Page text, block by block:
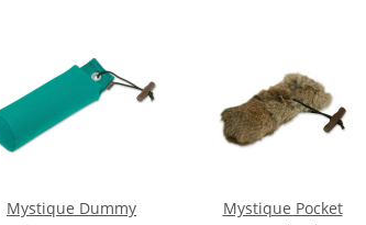
Mystique Dummy
Mystique Pocket